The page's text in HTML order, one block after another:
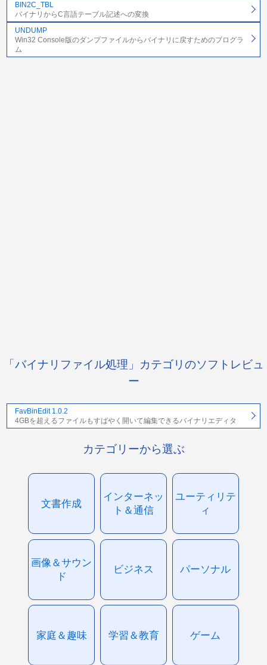
BIN2C_TBL
バイナリからC言語テーブル記述への変換
UNDUMP
Win32 Console版のダンプファイルからバイナリに戻すためのプログラ
ム
「バイナリファイル処理」カテゴリのソフトレビュ
ー
FavBinEdit 1.0.2
4GBを超えるファイルもすばやく開いて編集できるバイナリエディタ
カテゴリーから選ぶ
文書作成
インターネッ
ト＆通信
ユーティリテ
ィ
画像＆サウン
ド
ビジネス パーソナル
家庭＆趣味 学習＆教育 ゲーム